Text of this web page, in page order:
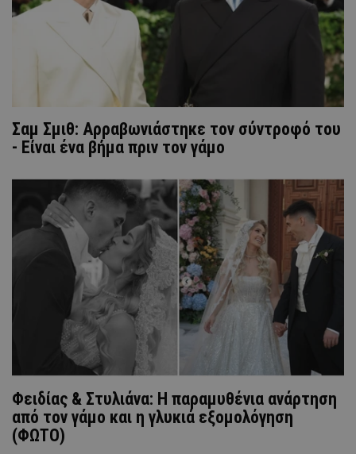
Σαμ Σμιθ: Aρραβωνιάστηκε τον σύντροφό του
- Eίναι ένα βήμα πριν τον γάμο
Φειδίας & Στυλιάνα: Η παραμυθένια ανάρτηση
από τον γάμο και η γλυκιά εξομολόγηση
(ΦΩΤΟ)